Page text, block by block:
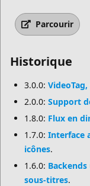
Parcourir
Historique
3.0.0:
2.0.0: Support
1.8.0: Flux en
1.7.0: Interface
icônes.
1.6.0:
sous-titres.